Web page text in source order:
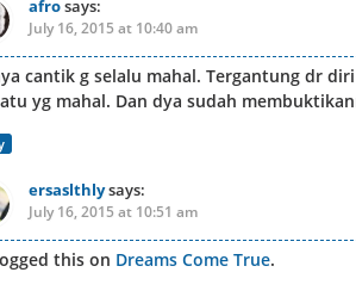
afrosays:
July 16, 2015 at 10:40 am
cantik g selalu mahal. Tergantung dr
yg mahal. Dan dya sudah
ersaslthlysays:
July 16, 2015 at 10:51 am
this on Dreams Come True.